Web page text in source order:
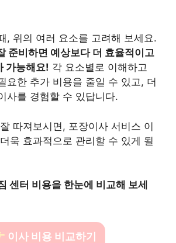
, 위의 여러 요소를 고려해 보세요.
준비하면 예상보다 더 효율적이고
가능해요! 각 요소별로 이해하고
요한 추가 비용을 줄일 수 있고, 더
사를 경험할 수 있답니다.
따져보시면, 포장이사 서비스 이
욱 효과적으로 관리할 수 있게 될
센터 비용을 한눈에 비교해 보세
이사 비용 비교하기